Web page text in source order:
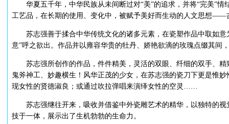
华夏五千年，中华民族从未间断过对“美”的追求，并将“完美”情
工艺品，在长期的使用、变化中，被赋予美好而生动的人文思想——
苏志强善于揉合中华传统文化的诸多元素，在瓷塑作品中取如意
意”呼之欲出。作品并以雍容华贵的牡丹、娇艳欲滴的玫瑰点缀其间
苏志强所创作的作品，件件精美，灵活的双眼、纤细的双手、精
鬼斧神工、妙趣横生！风华正茂的少女，在苏志强的瓷刀下更是惟
现女性的贤德淑良；或通过吹拉弹唱来演绎女性的空灵……
苏志强继往开来，吸收并借鉴中外瓷雕艺术的精华，以独特的视
技于一体，展示出了生机勃勃的生命力。